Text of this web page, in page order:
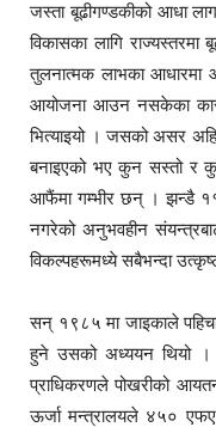
जस्ता बूढीगण्डकीको आधा
विकासका लागि
तुलनात्मक लाभका आधारमा
आयोजना आउन नसकेका
भित्याइयो । जसको असर
बनाइएको भए कुन सस्तो र
आफैंमा गम्भीर छन् । झन्डै ११
नगरेको अनुभवहीन
विकल्पहरूमध्ये सबैभन्दा उत्कृष्ट
सन् १९८५ मा जाइकाले
हुने उसको अध्ययन थियो ।
प्राधिकरणले पोखरीको
ऊर्जा मन्त्रालयले ४५०